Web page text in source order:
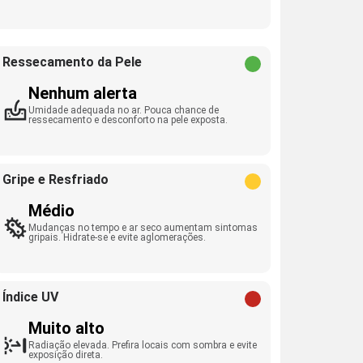
Ressecamento da Pele
Nenhum alerta
Umidade adequada no ar. Pouca chance de
ressecamento e desconforto na pele exposta.
Gripe e Resfriado
Médio
Mudanças no tempo e ar seco aumentam sintomas
gripais. Hidrate-se e evite aglomerações.
Índice UV
Muito alto
Radiação elevada. Prefira locais com sombra e evite
exposição direta.